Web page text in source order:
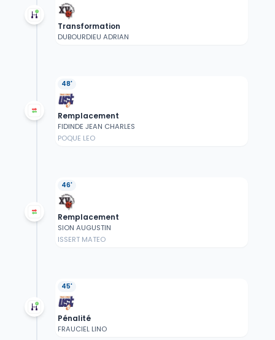
Transformation
DUBOURDIEU ADRIAN
48'
Remplacement
FIDINDE JEAN CHARLES
POQUE LEO
46'
Remplacement
SION AUGUSTIN
ISSERT MATEO
45'
Pénalité
FRAUCIEL LINO